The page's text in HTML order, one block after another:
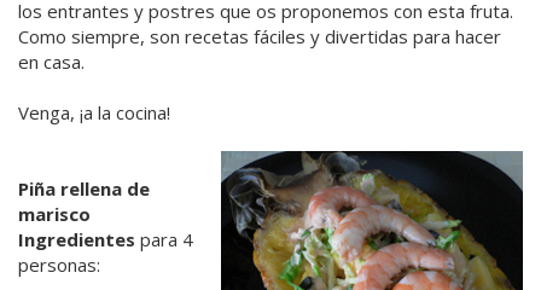
los entrantes y postres que os proponemos con esta fruta.
Como siempre, son recetas fáciles y divertidas para hacer
en casa.
Venga, ¡a la cocina!
Piña rellena de
marisco
Ingredientes para 4
personas: